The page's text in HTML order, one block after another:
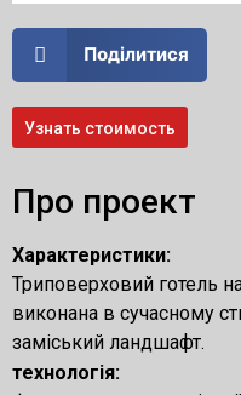
Поділитися
Узнать стоимость
Про проект
Характеристики:
Триповерховий готель
виконана в сучасному
заміський ландшафт.
технологія: